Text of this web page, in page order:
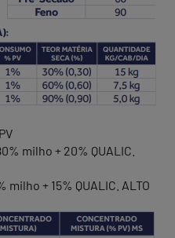
milho + 20% QUALIC.
milho + 15% QUALIC. ALTO